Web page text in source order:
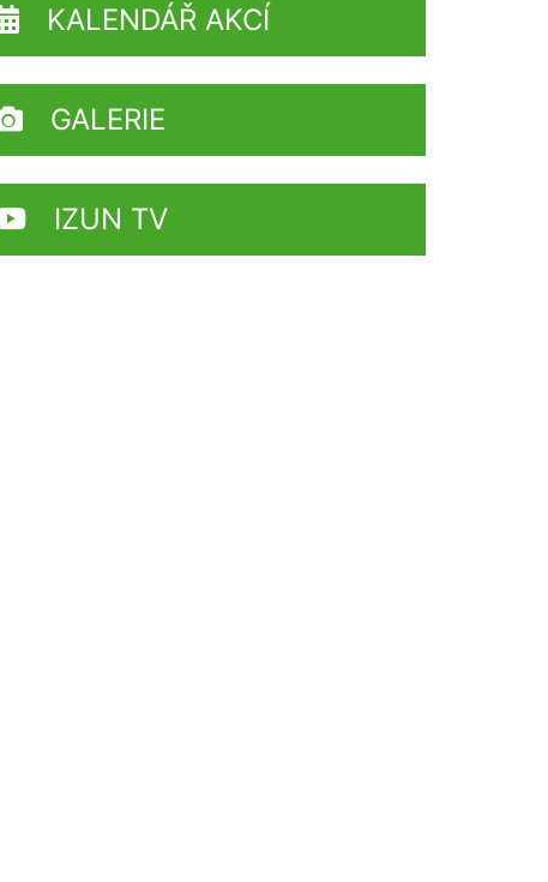
KALENDÁŘ AKCÍ
GALERIE
IZUN TV